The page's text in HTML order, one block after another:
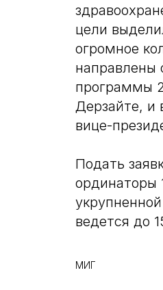
цели
огромное
направлены
программы
Дерзайте, и
вице-
Подать
ординаторы
ведется до
МИГ